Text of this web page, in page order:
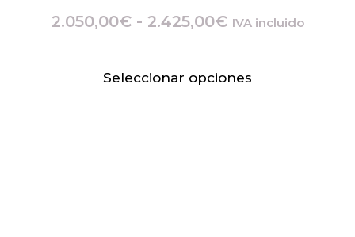
2.050,00€ - 2.425,00€ IVA incluido
Seleccionar opciones